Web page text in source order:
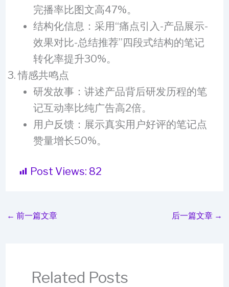
完播率比图文高47%。
结构化信息：采用“痛点引入-产品展示-
效果对比-总结推荐”四段式结构的笔记
转化率提升30%。
情感共鸣点
研发故事：讲述产品背后研发历程的笔
记互动率比纯广告高2倍。
用户反馈：展示真实用户好评的笔记点
赞量增长50%。
Post Views: 82
← 前一篇文章 后一篇文章 →
Related Posts